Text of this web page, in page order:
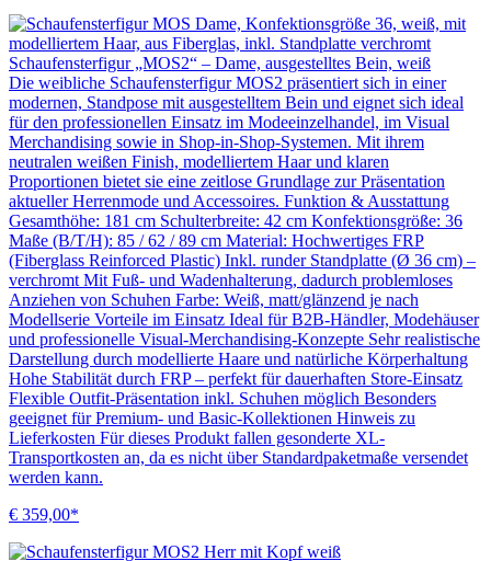
Schaufensterfigur „MOS2“ – Dame, ausgestelltes Bein, weiß
Die weibliche Schaufensterfigur MOS2 präsentiert sich in einer
modernen, Standpose mit ausgestelltem Bein und eignet sich ideal
für den professionellen Einsatz im Modeeinzelhandel, im Visual
Merchandising sowie in Shop-in-Shop-Systemen. Mit ihrem
neutralen weißen Finish, modelliertem Haar und klaren
Proportionen bietet sie eine zeitlose Grundlage zur Präsentation
aktueller Herrenmode und Accessoires. Funktion & Ausstattung
Gesamthöhe: 181 cm Schulterbreite: 42 cm Konfektionsgröße: 36
Maße (B/T/H): 85 / 62 / 89 cm Material: Hochwertiges FRP
(Fiberglass Reinforced Plastic) Inkl. runder Standplatte (Ø 36 cm) –
verchromt Mit Fuß- und Wadenhalterung, dadurch problemloses
Anziehen von Schuhen Farbe: Weiß, matt/glänzend je nach
Modellserie Vorteile im Einsatz Ideal für B2B-Händler, Modehäuser
und professionelle Visual-Merchandising-Konzepte Sehr realistische
Darstellung durch modellierte Haare und natürliche Körperhaltung
Hohe Stabilität durch FRP – perfekt für dauerhaften Store-Einsatz
Flexible Outfit-Präsentation inkl. Schuhen möglich Besonders
geeignet für Premium- und Basic-Kollektionen Hinweis zu
Lieferkosten Für dieses Produkt fallen gesonderte XL-
Transportkosten an, da es nicht über Standardpaketmaße versendet
werden kann.
€ 359,00*